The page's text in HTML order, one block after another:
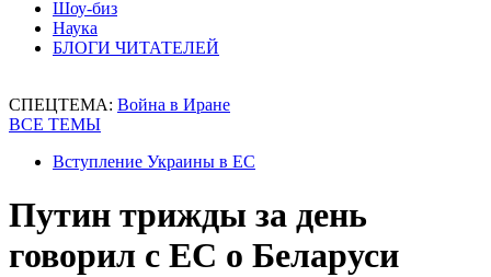
Шоу-биз
Наука
БЛОГИ ЧИТАТЕЛЕЙ
СПЕЦТЕМА: Война в Иране
ВСЕ ТЕМЫ
Вступление Украины в ЕС
Путин трижды за день
говорил с ЕС о Беларуси